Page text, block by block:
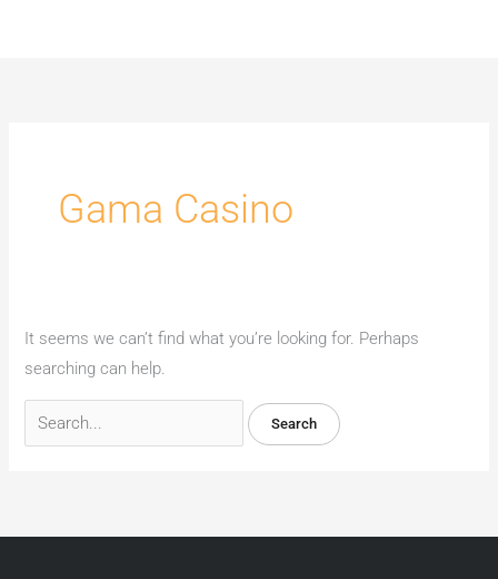
Gama Casino
It seems we can’t find what you’re looking for. Perhaps
searching can help.